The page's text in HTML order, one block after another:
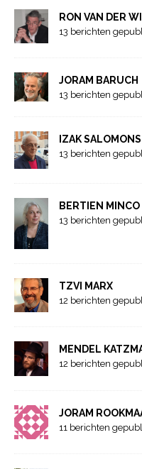
RON VAN DER
13 berichten
JORAM BARUCH
13 berichten
IZAK SALOMONS
13 berichten
BERTIEN MINCO
13 berichten
TZVI MARX
12 berichten
MENDEL
12 berichten
JORAM
11 berichten